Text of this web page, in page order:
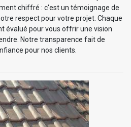
chiffré : c'est un témoignage de
respect pour votre projet. Chaque
évalué pour vous offrir une vision
Notre transparence fait de
pour nos clients.